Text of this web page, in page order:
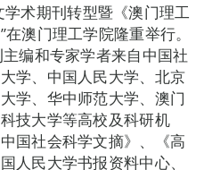
术期刊转型暨《澳门理工
澳门理工学院隆重举行。
编和专家学者来自中国社
学、中国人民大学、北京
学、华中师范大学、澳门
技大学等高校及科研机
国社会科学文摘》、《高
人民大学书报资料中心、